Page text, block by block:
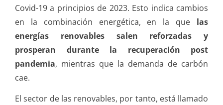
Covid-19 a principios de 2023. Esto indica cambios
en la combinación energética, en la que las
energías renovables salen reforzadas y
prosperan durante la recuperación post
pandemia, mientras que la demanda de carbón
cae.
El sector de las renovables, por tanto, está llamado